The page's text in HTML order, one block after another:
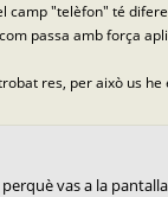
"telèfon" té
passa amb força
res, per això us
vas a la